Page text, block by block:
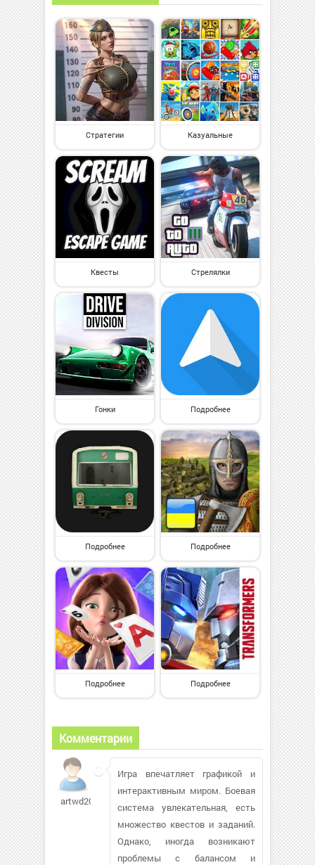
Стратегии Казуальные
Квесты Стрелялки
Гонки Подробнее
Подробнее Подробнее
Подробнее Подробнее
Комментарии
artwd2000
Игра впечатляет графикой и
интерактивным миром. Боевая
система увлекательная, есть
множество квестов и заданий.
Однако, иногда возникают
проблемы с балансом и